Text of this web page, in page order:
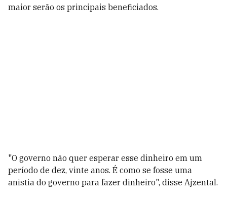
maior serão os principais beneficiados.
"O governo não quer esperar esse dinheiro em um
período de dez, vinte anos. É como se fosse uma
anistia do governo para fazer dinheiro", disse Ajzental.